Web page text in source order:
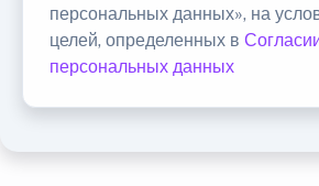
персональных данных», на
целей, определенных в
персональных данных